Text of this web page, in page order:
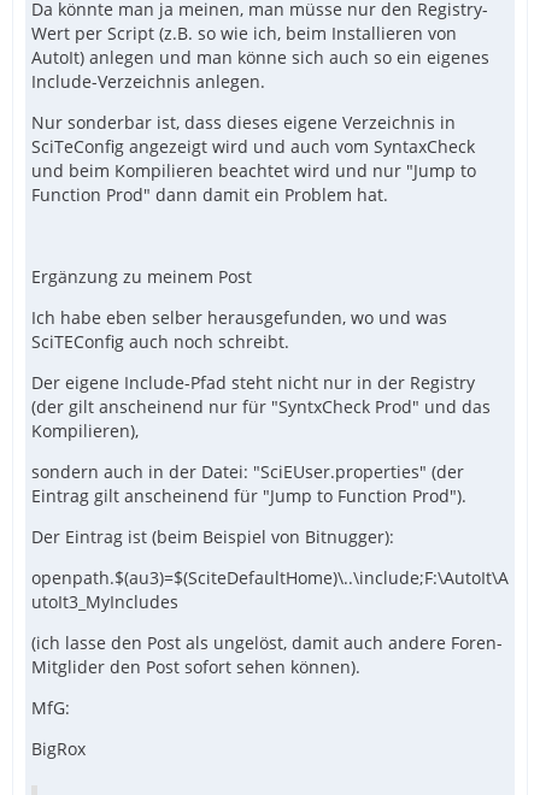
Da könnte man ja meinen, man müsse nur den Registry-
Wert per Script (z.B. so wie ich, beim Installieren von
AutoIt) anlegen und man könne sich auch so ein eigenes
Include-Verzeichnis anlegen.
Nur sonderbar ist, dass dieses eigene Verzeichnis in
SciTeConfig angezeigt wird und auch vom SyntaxCheck
und beim Kompilieren beachtet wird und nur "Jump to
Function Prod" dann damit ein Problem hat.
Ergänzung zu meinem Post
Ich habe eben selber herausgefunden, wo und was
SciTEConfig auch noch schreibt.
Der eigene Include-Pfad steht nicht nur in der Registry
(der gilt anscheinend nur für "SyntxCheck Prod" und das
Kompilieren),
sondern auch in der Datei: "SciEUser.properties" (der
Eintrag gilt anscheinend für "Jump to Function Prod").
Der Eintrag ist (beim Beispiel von Bitnugger):
openpath.$(au3)=$(SciteDefaultHome)\..\include;F:\AutoIt\A
utoIt3_MyIncludes
(ich lasse den Post als ungelöst, damit auch andere Foren-
Mitglider den Post sofort sehen können).
MfG:
BigRox